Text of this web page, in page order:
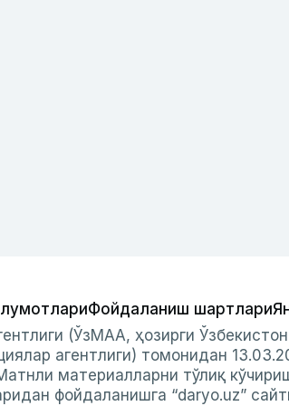
Фойдаланиш шартлари
(ЎзМАА, ҳозирги
агентлиги) томонидан
материалларни тўлиқ
фойдаланишга “daryo.uz”